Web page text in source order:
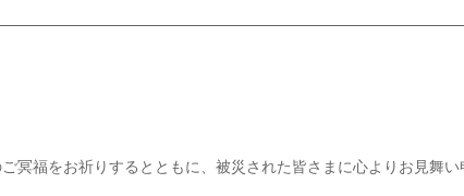
冥福をお祈りするとともに、被災された皆さまに心よりお見舞い